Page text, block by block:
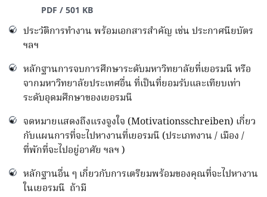
PDF / 501 KB
ประวัติการทำงาน พร้อมเอกสารสำคัญ เช่น ประกาศนียบัตร
ฯลฯ
หลักฐานการจบการศึกษาระดับมหาวิทยาลัยที่เยอรมนี หรือ
จากมหาวิทยาลัยประเทศอื่น ที่เป็นที่ยอมรับและเทียบเท่า
ระดับอุดมศึกษาของเยอรมนี
จดหมายแสดงถึงแรงจูงใจ (Motivationsschreiben) เกี่ยว
กับแผนการที่จะไปหางานที่เยอรมนี (ประเภทงาน / เมือง /
ที่พักที่จะไปอยู่อาศัย ฯลฯ )
หลักฐานอื่น ๆ เกี่ยวกับการเตรียมพร้อมของคุณที่จะไปหางาน
ในเยอรมนี ถ้ามี